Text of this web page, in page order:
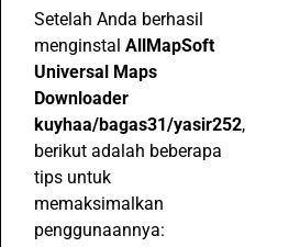
Setelah Anda berhasil
menginstal AllMapSoft
Universal Maps
Downloader
kuyhaa/bagas31/yasir252,
berikut adalah beberapa
tips untuk
memaksimalkan
penggunaannya: